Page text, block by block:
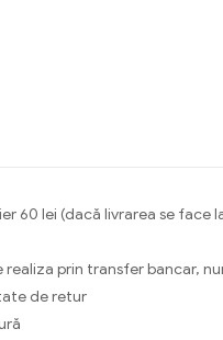
60 lei (dacă livrarea se face
realiza prin transfer bancar,
de retur